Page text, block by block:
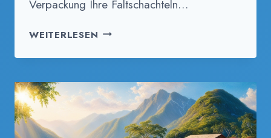
Verpackung Ihre Faltschachteln…
WEITERLESEN FALTSCHACHTELN
MASS B
ONN